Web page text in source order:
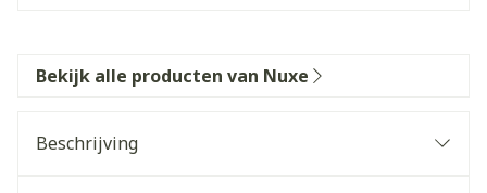
Bekijk alle producten van Nuxe
Beschrijving